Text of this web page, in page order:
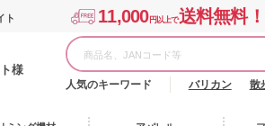
ト 11,000円以上で送料無料！
様
人気のキーワード バリカン 散